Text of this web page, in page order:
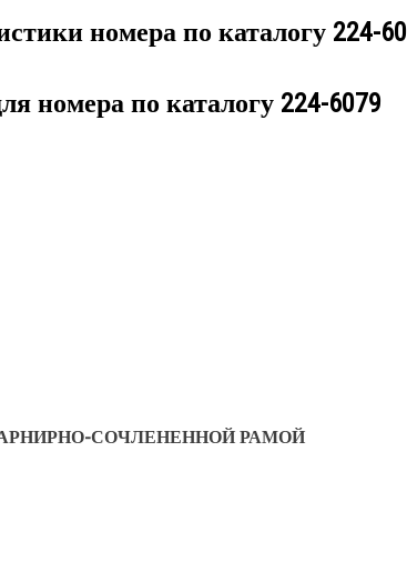
номера по каталогу 224-
номера по каталогу 224-6079
СОЧЛЕНЕННОЙ РАМОЙ